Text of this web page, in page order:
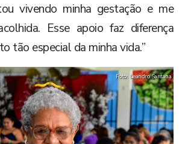
vivendo minha gestação e me
Esse apoio faz diferença
tão especial da minha vida.”
Foto: Leandro Santana